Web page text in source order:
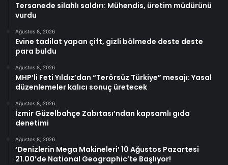
Tersanede silahlı saldırı: Mühendis, üretim müdürünü
vurdu
Ağustos 8, 2026
Evine tadilat yapan çift, gizli bölmede deste deste
para buldu
Ağustos 8, 2026
MHP’li Feti Yıldız’dan “Terörsüz Türkiye” mesajı: Yasal
düzenlemeler kalıcı sonuç üretecek
Ağustos 8, 2026
İzmir Güzelbahçe Zabıtası’ndan kapsamlı gıda
denetimi
Ağustos 8, 2026
‘Denizlerin Mega Makineleri’ 10 Ağustos Pazartesi
21.00’de National Geographic’te Başlıyor!